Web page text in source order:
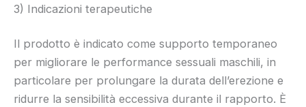
3) Indicazioni terapeutiche
Il prodotto è indicato come supporto temporaneo
per migliorare le performance sessuali maschili, in
particolare per prolungare la durata dell’erezione e
ridurre la sensibilità eccessiva durante il rapporto. È